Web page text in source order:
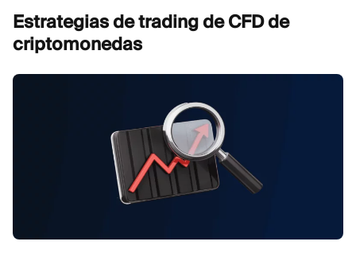
Estrategias de trading de CFD de
criptomonedas